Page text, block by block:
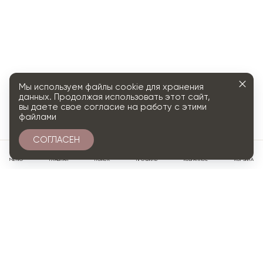
МЕНЮ ГЛАВНАЯ ПОИСК ПРОФИЛЬ ИЗБРАННОЕ КОРЗИНА
Мы используем файлы cookie для хранения
данных. Продолжая использовать этот сайт,
вы даете свое согласие на работу с этими
файлами
СОГЛАСЕН